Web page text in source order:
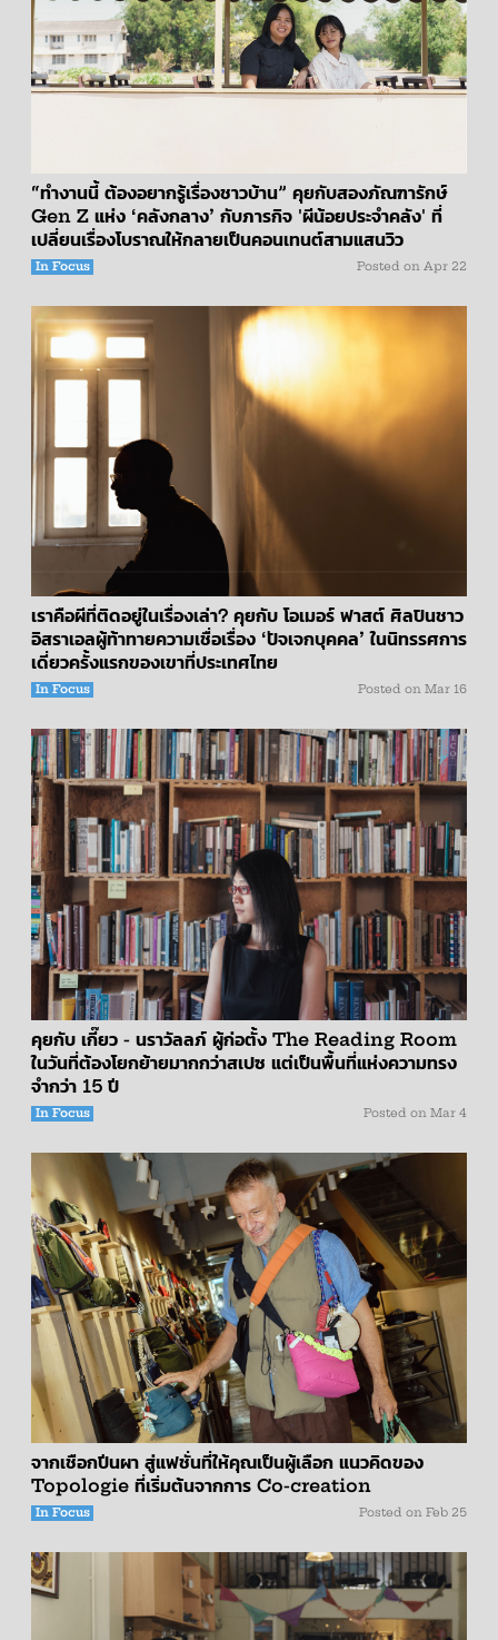
“ทำงานนี้ ต้องอยากรู้เรื่องชาวบ้าน” คุยกับสองภัณฑารักษ์
Gen Z แห่ง ‘คลังกลาง’ กับภารกิจ 'ผีน้อยประจำคลัง' ที่
เปลี่ยนเรื่องโบราณให้กลายเป็นคอนเทนต์สามแสนวิว
In Focus Posted on Apr 22
เราคือผีที่ติดอยู่ในเรื่องเล่า? คุยกับ โอเมอร์ ฟาสต์ ศิลปินชาว
อิสราเอลผู้ท้าทายความเชื่อเรื่อง ‘ปัจเจกบุคคล’ ในนิทรรศการ
เดี่ยวครั้งแรกของเขาที่ประเทศไทย
In Focus Posted on Mar 16
คุยกับ เกี๊ยว - นราวัลลภ์ ผู้ก่อตั้ง The Reading Room
ในวันที่ต้องโยกย้ายมากกว่าสเปซ แต่เป็นพื้นที่แห่งความทรง
จำกว่า 15 ปี
In Focus Posted on Mar 4
จากเชือกปีนผา สู่แฟชั่นที่ให้คุณเป็นผู้เลือก แนวคิดของ
Topologie ที่เริ่มต้นจากการ Co-creation
In Focus Posted on Feb 25